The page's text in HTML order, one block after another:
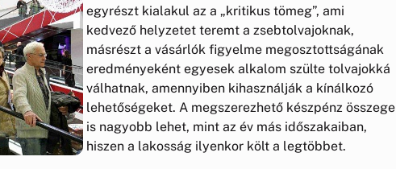
egyrészt kialakul az a „kritikus tömeg”, ami
kedvező helyzetet teremt a zsebtolvajoknak,
másrészt a vásárlók figyelme megosztottságának
eredményeként egyesek alkalom szülte tolvajokká
válhatnak, amennyiben kihasználják a kínálkozó
lehetőségeket. A megszerezhető készpénz összege
is nagyobb lehet, mint az év más időszakaiban,
hiszen a lakosság ilyenkor költ a legtöbbet.